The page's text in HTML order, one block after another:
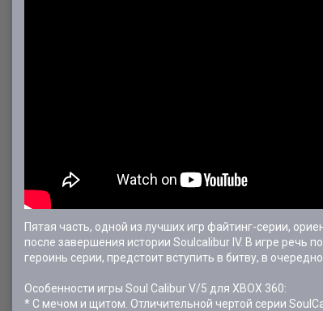
Пятая часть, одной из лучших игр файтинг-серии,
после завершения истории Soulcalibur IV. В игре речь
героинь серии, предстоит вступить в битву, в
Особенности игры Soul Calibur V/5 для XBOX 360:
* С мечом и щитом. Отличительной чертой серии